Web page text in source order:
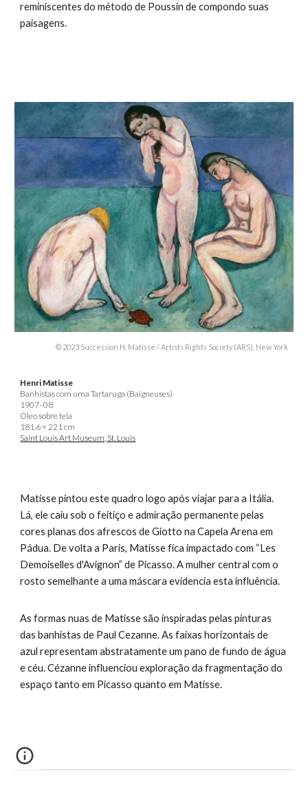
reminiscentes do método de Poussin de compondo suas
paisagens.
© 2023 Succession H. Matisse / Artists Rights Society (ARS), New York
Henri Matisse
Banhistas com uma Tartaruga (Baigneuses)
1907–08
Óleo sobre tela
181.6 × 221 cm
Saint Louis Art Museum, St. Louis
Matisse pintou este quadro logo após viajar para a Itália.
Lá, ele caiu sob o feitiço eadmiração permanente pelas
cores planas dos afrescos de Giotto na Capela Arena em
Pádua. De volta a Paris, Matisse fica impactado com “Les
Demoiselles d'Avignon” de Picasso. A mulher central com o
rosto semelhante a uma máscara evidencia esta influência.
As formas nuas de Matisse são inspiradas pelas pinturas
das banhistas de Paul Cezanne. As faixas horizontais de
azul representam abstratamente um pano de fundo de água
e céu. Cézanne influenciou exploração da fragmentação do
espaço tanto em Picasso quanto em Matisse.